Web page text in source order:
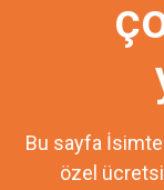
Bu sayfa
özel